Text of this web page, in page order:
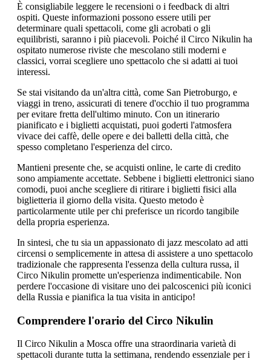
È consigliabile leggere le recensioni o i feedback di altri
ospiti. Queste informazioni possono essere utili per
determinare quali spettacoli, come gli acrobati o gli
equilibristi, saranno i più piacevoli. Poiché il Circo Nikulin ha
ospitato numerose riviste che mescolano stili moderni e
classici, vorrai scegliere uno spettacolo che si adatti ai tuoi
interessi.
Se stai visitando da un'altra città, come San Pietroburgo, e
viaggi in treno, assicurati di tenere d'occhio il tuo programma
per evitare fretta dell'ultimo minuto. Con un itinerario
pianificato e i biglietti acquistati, puoi goderti l'atmosfera
vivace dei caffè, delle opere e dei balletti della città, che
spesso completano l'esperienza del circo.
Mantieni presente che, se acquisti online, le carte di credito
sono ampiamente accettate. Sebbene i biglietti elettronici siano
comodi, puoi anche scegliere di ritirare i biglietti fisici alla
biglietteria il giorno della visita. Questo metodo è
particolarmente utile per chi preferisce un ricordo tangibile
della propria esperienza.
In sintesi, che tu sia un appassionato di jazz mescolato ad atti
circensi o semplicemente in attesa di assistere a uno spettacolo
tradizionale che rappresenta l'essenza della cultura russa, il
Circo Nikulin promette un'esperienza indimenticabile. Non
perdere l'occasione di visitare uno dei palcoscenici più iconici
della Russia e pianifica la tua visita in anticipo!
Comprendere l'orario del Circo Nikulin
Il Circo Nikulin a Mosca offre una straordinaria varietà di
spettacoli durante tutta la settimana, rendendo essenziale per i